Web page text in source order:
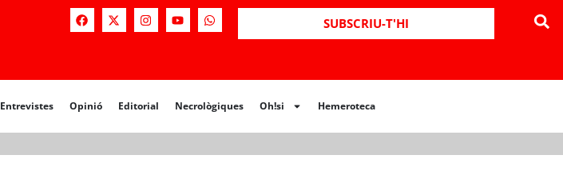
SUBSCRIU-T'HI
Entrevistes Opinió Editorial Necrològiques Oh!si Hemeroteca
Opinió Editorial Necrològiques Hemeroteca